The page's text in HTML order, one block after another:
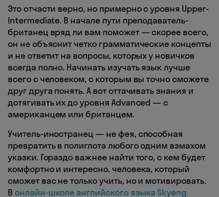
Это отчасти верно, но примерно с уровня Upper-
Intermediate. В начале пути преподаватель-
британец вряд ли вам поможет — скорее всего,
он не объяснит четко грамматические концепты
и не ответит на вопросы, которых у новичков
всегда полно. Начинать изучать язык лучше
всего с человеком, с которым вы точно сможете
друг друга понять. А вот оттачивать знания и
дотягивать их до уровня Advanced — с
американцем или британцем.
Учитель-иностранец — не фея, способная
превратить в полиглота любого одним взмахом
указки. Гораздо важнее найти того, с кем будет
комфортно и интересно, человека, который
сможет вас не только учить, но и мотивировать.
В онлайн-школе английского языка Skyeng